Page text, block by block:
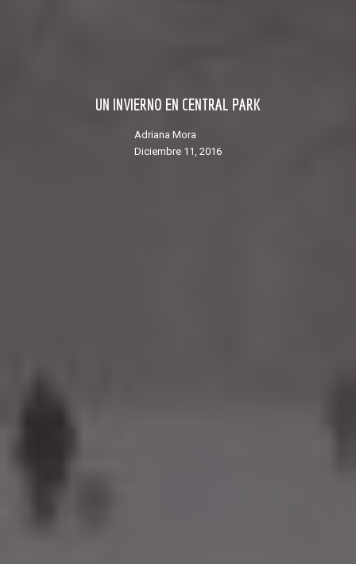
UN INVIERNO EN CENTRAL PARK
Adriana Mora
diciembre 11, 2016